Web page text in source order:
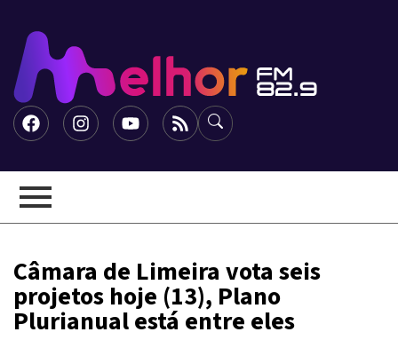
Câmara de Limeira vota seis
projetos hoje (13), Plano
Plurianual está entre eles